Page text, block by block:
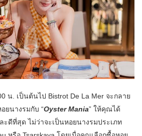
น. เป็นต้นไป Bistrot De La Mer จะกลาย
ยนางรมกับ “Oyster Mania” ให้คุณได้
ะดีที่สุด ไม่ว่าจะเป็นหอยนางรมประเภท